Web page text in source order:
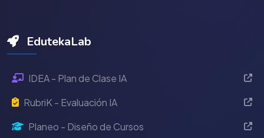
EdutekaLab
IDEA - Plan de Clase IA
RubriK - Evaluación IA
Planeo - Diseño de Cursos